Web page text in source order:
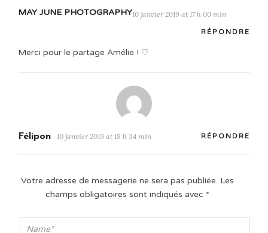
MAY JUNE PHOTOGRAPHY10 janvier 2019 at 17 h 00 min
RÉPONDRE
Merci pour le partage Amélie ! ♡
Félipon 10 janvier 2019 at 18 h 34 min RÉPONDRE
Votre adresse de messagerie ne sera pas publiée. Les
champs obligatoires sont indiqués avec *